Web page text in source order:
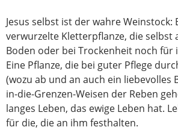
Jesus selbst ist der wahre Weinstock:
verwurzelte Kletterpflanze, die selbst
Boden oder bei Trockenheit noch für
Eine Pflanze, die bei guter Pflege
(wozu ab und an auch ein liebevolles
in-die-Grenzen-Weisen der Reben
langes Leben, das ewige Leben hat.
für die, die an ihm festhalten.